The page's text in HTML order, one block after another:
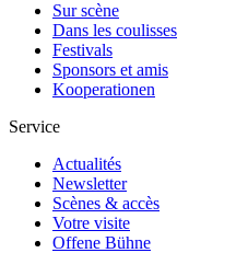
Sur scène
Dans les coulisses
Festivals
Sponsors et amis
Kooperationen
Service
Actualités
Newsletter
Scènes & accès
Votre visite
Offene Bühne